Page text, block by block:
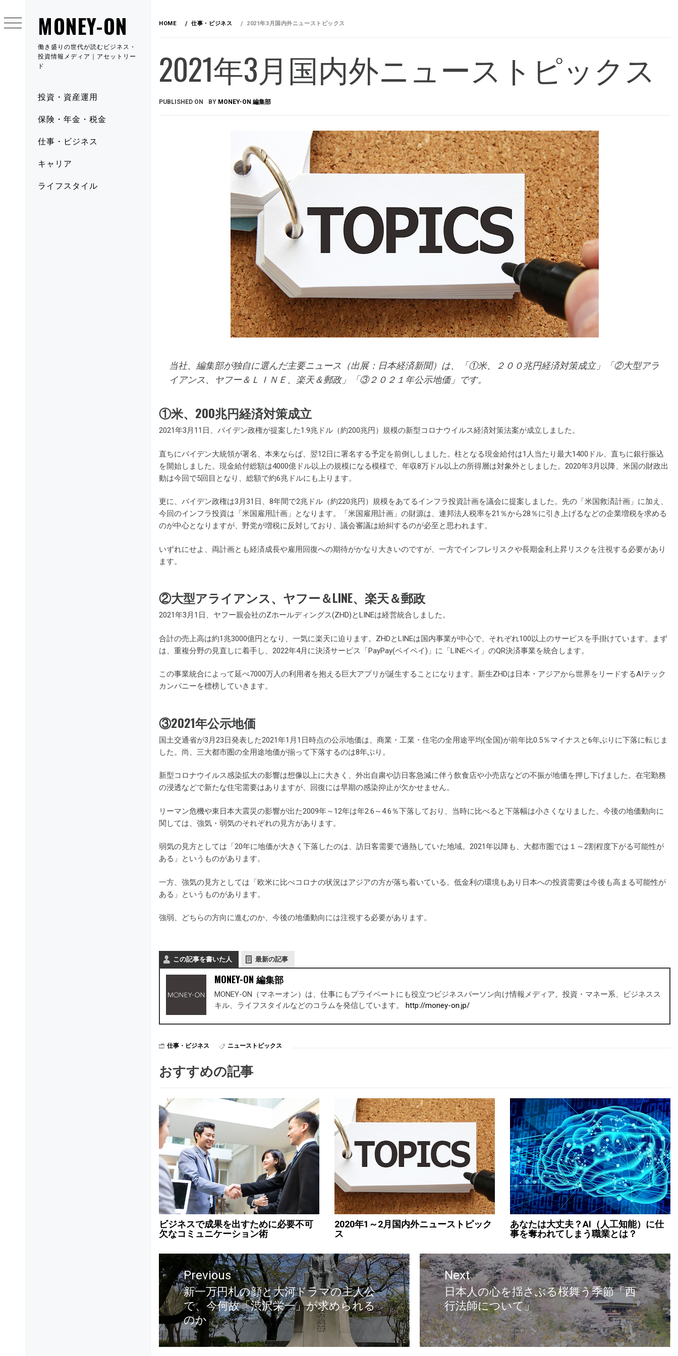
MONEY-ON
働き盛りの世代が読むビジネス・
投資情報メディア｜アセットリー
ド
投資・資産運用
保険・年金・税金
仕事・ビジネス
キャリア
ライフスタイル
HOME 仕事・ビジネス 2021年3月国内外ニューストピックス
2021年3月国内外ニューストピックス
PUBLISHED ON BY MONEY-ON 編集部
当社、編集部が独自に選んだ主要ニュース（出展：日本経済新聞）は、「①米、２００兆円経済対策成立」「②大型アラ
イアンス、ヤフー＆ＬＩＮＥ、楽天＆郵政」「③２０２１年公示地価」です。
①米、200兆円経済対策成立
2021年3月11日、バイデン政権が提案した1.9兆ドル（約200兆円）規模の新型コロナウイルス経済対策法案が成立しました。
直ちにバイデン大統領が署名、本来ならば、翌12日に署名する予定を前倒ししました。柱となる現金給付は1人当たり最大1400ドル、直ちに銀行振込
を開始しました。現金給付総額は4000億ドル以上の規模になる模様で、年収8万ドル以上の所得層は対象外としました。2020年3月以降、米国の財政出
動は今回で5回目となり、総額で約6兆ドルにも上ります。
更に、バイデン政権は3月31日、8年間で2兆ドル（約220兆円）規模をあてるインフラ投資計画を議会に提案しました。先の「米国救済計画」に加え、
今回のインフラ投資は「米国雇用計画」となります。「米国雇用計画」の財源は、連邦法人税率を21％から28％に引き上げるなどの企業増税を求める
のが中心となりますが、野党が増税に反対しており、議会審議は紛糾するのが必至と思われます。
いずれにせよ、両計画とも経済成長や雇用回復への期待がかなり大きいのですが、一方でインフレリスクや長期金利上昇リスクを注視する必要があり
ます。
②大型アライアンス、ヤフー＆LINE、楽天＆郵政
2021年3月1日、ヤフー親会社のZホールディングス(ZHD)とLINEは経営統合しました。
合計の売上高は約1兆3000億円となり、一気に楽天に迫ります。ZHDとLINEは国内事業が中心で、それぞれ100以上のサービスを手掛けています。まず
は、重複分野の見直しに着手し、2022年4月に決済サービス「PayPay(ペイペイ)」に「LINEペイ」のQR決済事業を統合します。
この事業統合によって延べ7000万人の利用者を抱える巨大アプリが誕生することになります。新生ZHDは日本・アジアから世界をリードするAIテック
カンパニーを標榜していきます。
③2021年公示地価
国土交通省が3月23日発表した2021年1月1日時点の公示地価は、商業・工業・住宅の全用途平均(全国)が前年比0.5％マイナスと6年ぶりに下落に転じま
した。尚、三大都市圏の全用途地価が揃って下落するのは8年ぶり。
新型コロナウイルス感染拡大の影響は想像以上に大きく、外出自粛や訪日客急減に伴う飲食店や小売店などの不振が地価を押し下げました。在宅勤務
の浸透などで新たな住宅需要はありますが、回復には早期の感染抑止が欠かせません。
リーマン危機や東日本大震災の影響が出た2009年～12年は年2.6～4.6％下落しており、当時に比べると下落幅は小さくなりました。今後の地価動向に
関しては、強気・弱気のそれぞれの見方があります。
弱気の見方としては「20年に地価が大きく下落したのは、訪日客需要で過熱していた地域。2021年以降も、大都市圏では１～2割程度下がる可能性が
ある」というものがあります。
一方、強気の見方としては「欧米に比べコロナの状況はアジアの方が落ち着いている。低金利の環境もあり日本への投資需要は今後も高まる可能性が
ある」というものがあります。
強弱、どちらの方向に進むのか、今後の地価動向には注視する必要があります。
この記事を書いた人 最新の記事
MONEY-ON 編集部
MONEY-ON（マネーオン）は、仕事にもプライベートにも役立つビジネスパーソン向け情報メディア。投資・マネー系、ビジネスス
キル、ライフスタイルなどのコラムを発信しています。 http://money-on.jp/
仕事・ビジネス ニューストピックス
おすすめの記事
ビジネスで成果を出すために必要不可
欠なコミュニケーション術
2020年1～2月国内外ニューストピック
ス
あなたは大丈夫？AI（人工知能）に仕
事を奪われてしまう職業とは？
Previous
新一万円札の顔と大河ドラマの主人公
で、今何故「渋沢栄一」が求められる
のか
Next
日本人の心を揺さぶる桜舞う季節「西
行法師について」